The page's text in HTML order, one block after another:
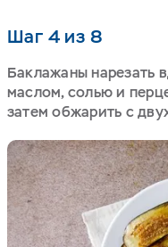
Шаг 4 из 8
Баклажаны нарезать
маслом, солью и
затем обжарить с